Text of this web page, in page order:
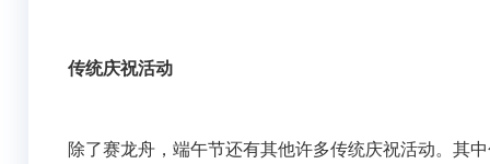
传统庆祝活动
除了赛龙舟，端午节还有其他许多传统庆祝活动。其